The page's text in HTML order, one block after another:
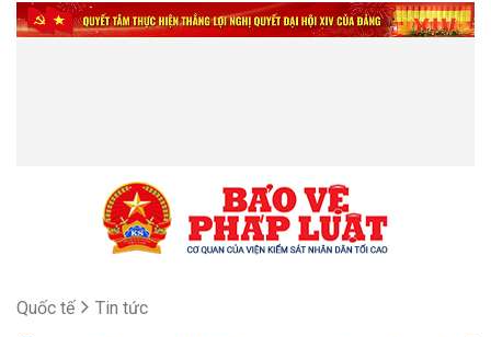
Quốc tế Tin tức